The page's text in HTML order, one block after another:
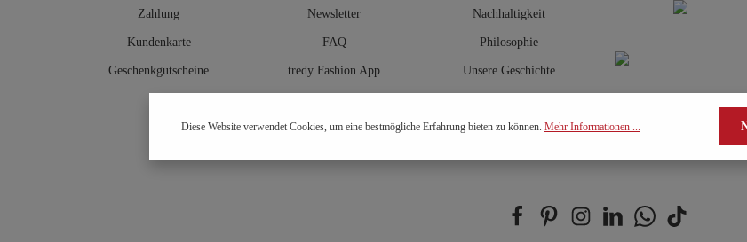
Zahlung
Kundenkarte
Geschenkgutscheine
Newsletter
FAQ
tredy Fashion App
Hosenberater
Nachhaltigkeit
Philosophie
Unsere Geschichte
Diese Website verwendet Cookies, um eine bestmögliche Erfahrung bieten zu können. Mehr Informationen ...